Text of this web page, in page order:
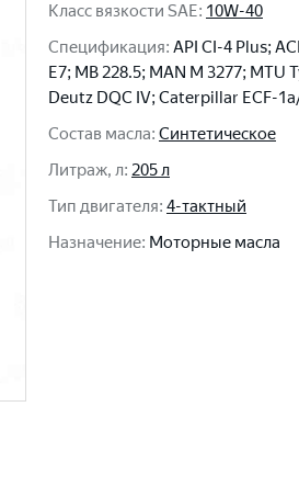
Класс вязкости SAE: 10W-40
Спецификация: API CI-4 Plus;
Е7; MB 228.5; MAN M 3277; MTU
Deutz DQC IV; Caterpillar ECF-
Состав масла: Синтетическое
Литраж, л: 205 л
Тип двигателя: 4-тактный
Назначение: Моторные масла